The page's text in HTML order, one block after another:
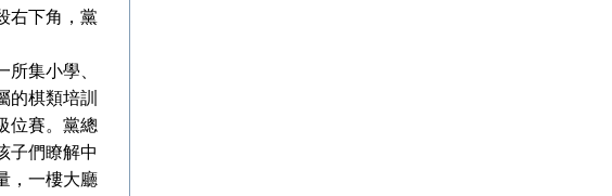
右下角，黨
集小學、
棋類培訓
位賽。黨總
子們瞭解中
，一樓大廳